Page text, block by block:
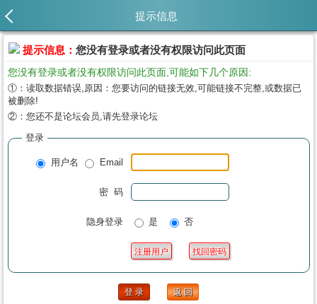
提示信息
提示信息： 您没有登录或者没有权限访问此页面
您没有登录或者没有权限访问此页面,可能如下几个原因:
①：读取数据错误,原因：您要访问的链接无效,可能链接不完整,或数据已
被删除!
②：您还不是论坛会员,请先登录论坛
登录
用户名 Email
密 码
隐身登录 是 否